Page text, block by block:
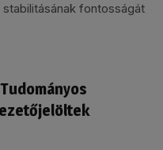
fontosságát